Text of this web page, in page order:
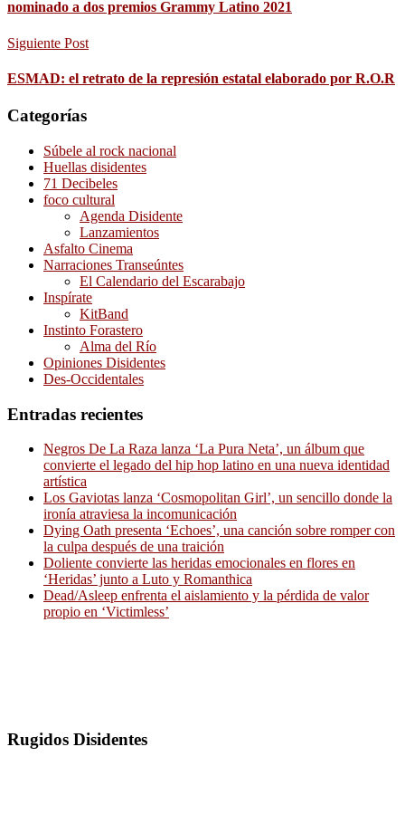
nominado a dos premios Grammy Latino 2021
Siguiente Post
ESMAD: el retrato de la represión estatal elaborado por R.O.R
Categorías
Súbele al rock nacional
Huellas disidentes
71 Decibeles
foco cultural
Agenda Disidente
Lanzamientos
Asfalto Cinema
Narraciones Transeúntes
El Calendario del Escarabajo
Inspírate
KitBand
Instinto Forastero
Alma del Río
Opiniones Disidentes
Des-Occidentales
Entradas recientes
Negros De La Raza lanza ‘La Pura Neta’, un álbum que
convierte el legado del hip hop latino en una nueva identidad
artística
Los Gaviotas lanza ‘Cosmopolitan Girl’, un sencillo donde la
ironía atraviesa la incomunicación
Dying Oath presenta ‘Echoes’, una canción sobre romper con
la culpa después de una traición
Doliente convierte las heridas emocionales en flores en
‘Heridas’ junto a Luto y Romanthica
Dead/Asleep enfrenta el aislamiento y la pérdida de valor
propio en ‘Victimless’
Rugidos Disidentes